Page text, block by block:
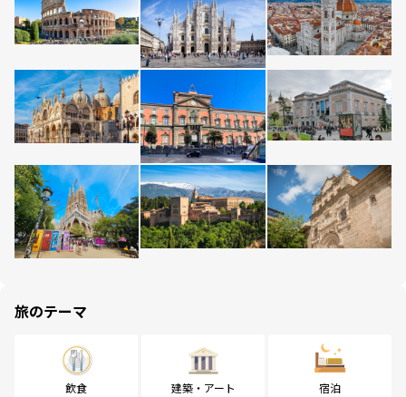
旅のテーマ
飲食 建築・アート 宿泊